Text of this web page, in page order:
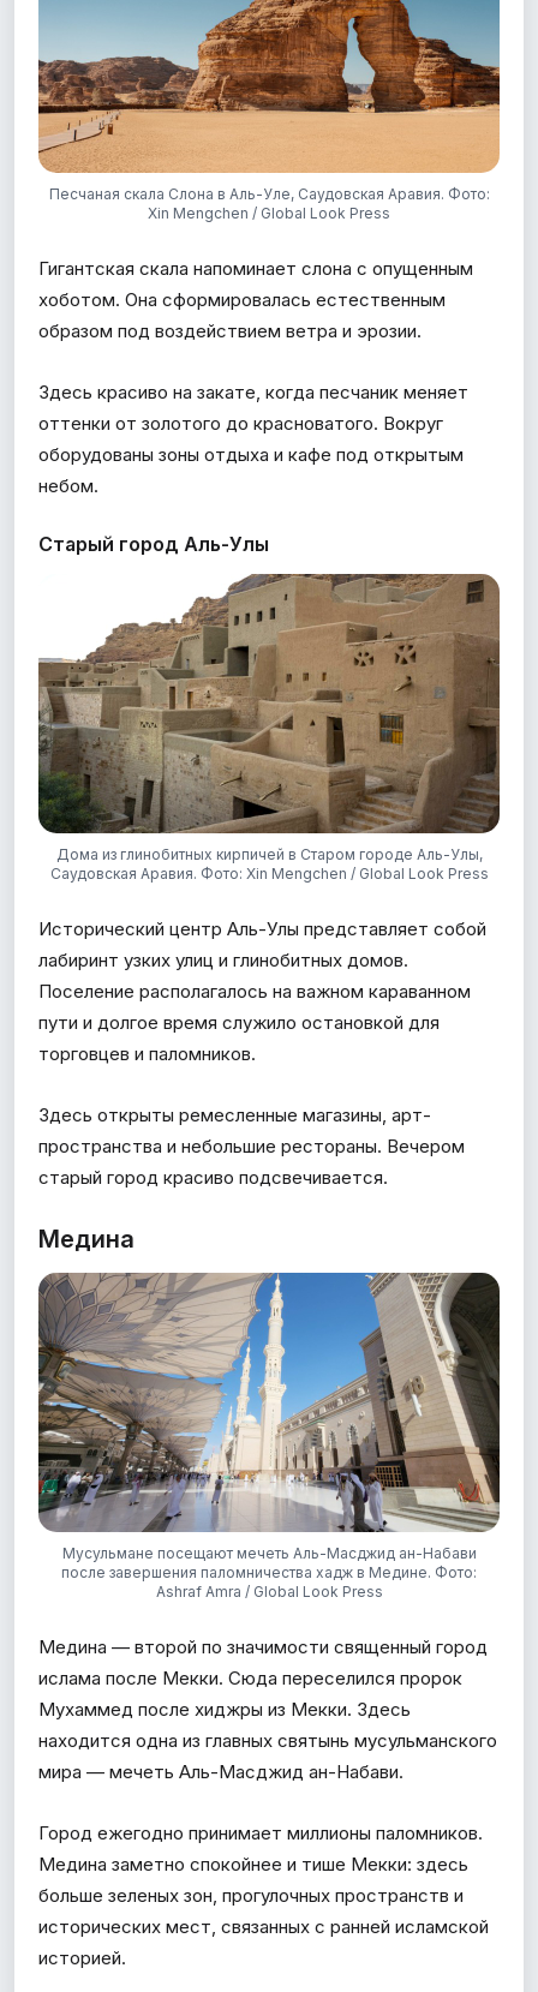
Песчаная скала Слона в Аль-Уле, Саудовская Аравия. Фото:
Xin Mengchen / Global Look Press
Гигантская скала напоминает слона с опущенным
хоботом. Она сформировалась естественным
образом под воздействием ветра и эрозии.
Здесь красиво на закате, когда песчаник меняет
оттенки от золотого до красноватого. Вокруг
оборудованы зоны отдыха и кафе под открытым
небом.
Старый город Аль-Улы
Дома из глинобитных кирпичей в Старом городе Аль-Улы,
Саудовская Аравия. Фото: Xin Mengchen / Global Look Press
Исторический центр Аль-Улы представляет собой
лабиринт узких улиц и глинобитных домов.
Поселение располагалось на важном караванном
пути и долгое время служило остановкой для
торговцев и паломников.
Здесь открыты ремесленные магазины, арт-
пространства и небольшие рестораны. Вечером
старый город красиво подсвечивается.
Медина
Мусульмане посещают мечеть Аль-Масджид ан-Набави
после завершения паломничества хадж в Медине. Фото:
Ashraf Amra / Global Look Press
Медина — второй по значимости священный город
ислама после Мекки. Сюда переселился пророк
Мухаммед после хиджры из Мекки. Здесь
находится одна из главных святынь мусульманского
мира — мечеть Аль-Масджид ан-Набави.
Город ежегодно принимает миллионы паломников.
Медина заметно спокойнее и тише Мекки: здесь
больше зеленых зон, прогулочных пространств и
исторических мест, связанных с ранней исламской
историей.